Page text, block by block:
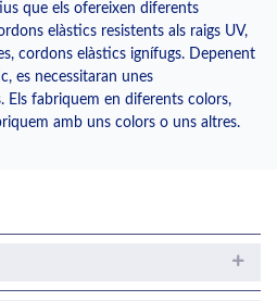
que els ofereixen diferents
elàstics resistents als raigs UV,
cordons elàstics ignífugs. Depenent
es necessitaran unes
Els fabriquem en diferents colors,
amb uns colors o uns altres.